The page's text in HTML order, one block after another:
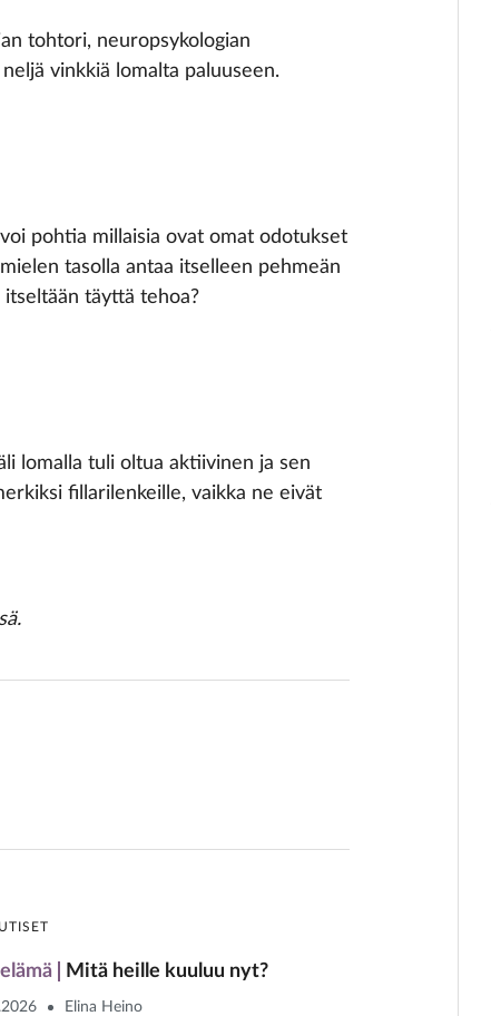
tohtori, neuropsykologian
vinkkiä lomalta paluuseen.
pohtia millaisia ovat omat odotukset
tasolla antaa itselleen pehmeän
täyttä tehoa?
lomalla tuli oltua aktiivinen ja sen
fillarilenkeille, vaikka ne eivät
Mitä heille kuuluu nyt?
Elina Heino